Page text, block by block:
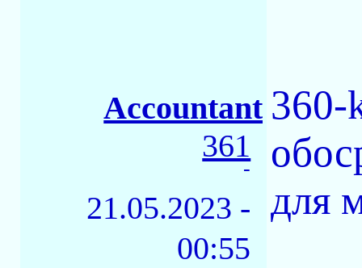
Accountant
361
-
21.05.2023 -
00:55
360-
для